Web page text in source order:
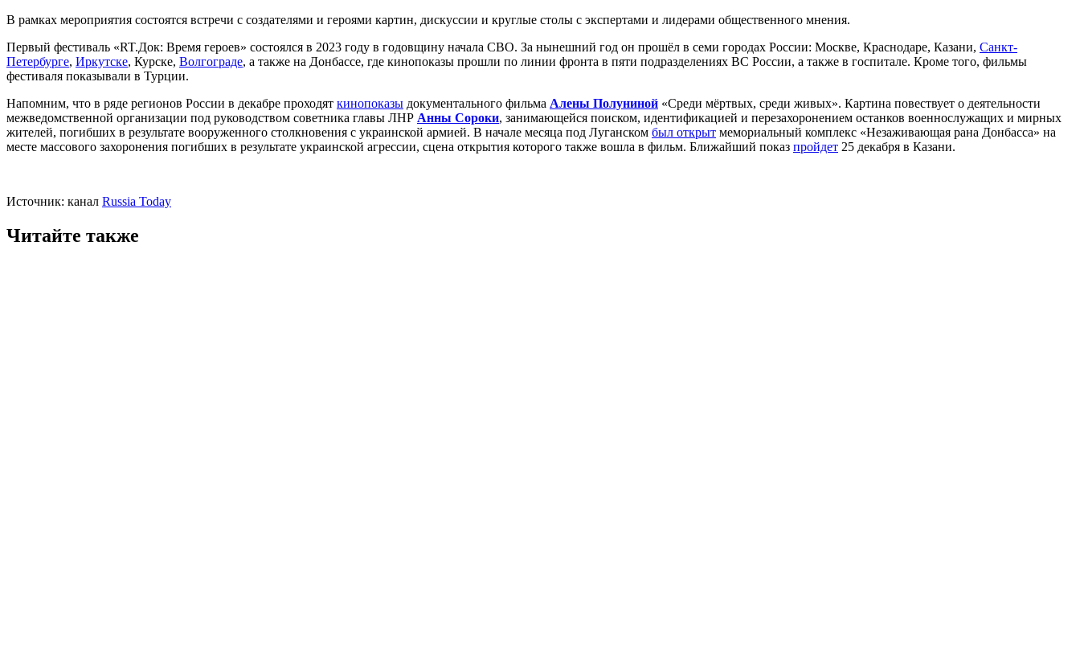
В рамках мероприятия состоятся встречи с создателями и героями картин, дискуссии и круглые столы с экспертами и лидерами общественного мнения.
Первый фестиваль «RT.Док: Время героев» состоялся в 2023 году в годовщину начала СВО. За нынешний год он прошёл в семи городах России: Москве, Краснодаре, Казани, Санкт-
Петербурге, Иркутске, Курске, Волгограде, а также на Донбассе, где кинопоказы прошли по линии фронта в пяти подразделениях ВС России, а также в госпитале. Кроме того, фильмы
фестиваля показывали в Турции.
Напомним, что в ряде регионов России в декабре проходят кинопоказы документального фильма Алены Полуниной «Среди мёртвых, среди живых». Картина повествует о деятельности
межведомственной организации под руководством советника главы ЛНР Анны Сороки, занимающейся поиском, идентификацией и перезахоронением останков военнослужащих и мирных
жителей, погибших в результате вооруженного столкновения с украинской армией. В начале месяца под Луганском был открыт мемориальный комплекс «Незаживающая рана Донбасса» на
месте массового захоронения погибших в результате украинской агрессии, сцена открытия которого также вошла в фильм. Ближайший показ пройдет 25 декабря в Казани.
Источник: канал Russia Today
Читайте также